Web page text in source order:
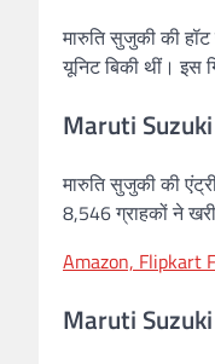
मारुति सुजुकी की
यूनिट बिकी थीं। इस
Maruti
मारुति सुजुकी की
8,546 ग्राहकों ने
Amazon, Flipkart
Maruti